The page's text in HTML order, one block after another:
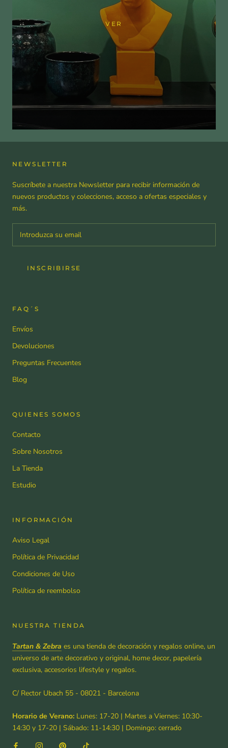
VER
NEWSLETTER
Suscríbete a nuestra Newsletter para recibir información de
nuevos productos y colecciones, acceso a ofertas especiales y
más.
INSCRIBIRSE
FAQ´S
Envíos
Devoluciones
Preguntas Frecuentes
Blog
QUIENES SOMOS
Contacto
Sobre Nosotros
La Tienda
Estudio
INFORMACIÓN
Aviso Legal
Política de Privacidad
Condiciones de Uso
Política de reembolso
NUESTRA TIENDA
Tartan & Zebra es una tienda de decoración y regalos online, un
universo de arte decorativo y original, home decor, papelería
exclusiva, accesorios lifestyle y regalos.
C/ Rector Ubach 55 - 08021 - Barcelona
Horario de Verano: Lunes: 17-20 | Martes a Viernes: 10:30-
14:30 y 17-20 | Sábado: 11-14:30 | Domingo: cerrado